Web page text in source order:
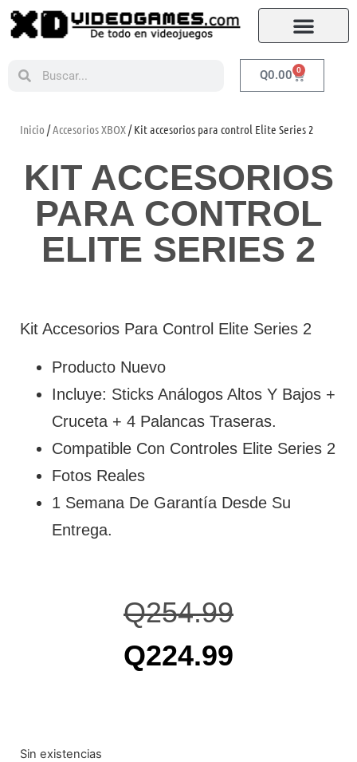
Q0.00 0
Inicio /Accesorios XBOX/ Kit accesorios para control Elite Series 2
KIT ACCESORIOS
PARA CONTROL
ELITE SERIES 2
Kit Accesorios Para Control Elite Series 2
Producto Nuevo
Incluye: Sticks Análogos Altos Y Bajos +
Cruceta + 4 Palancas Traseras.
Compatible Con Controles Elite Series 2
Fotos Reales
1 Semana De Garantía Desde Su
Entrega.
Q254.99
Q224.99
Sin existencias